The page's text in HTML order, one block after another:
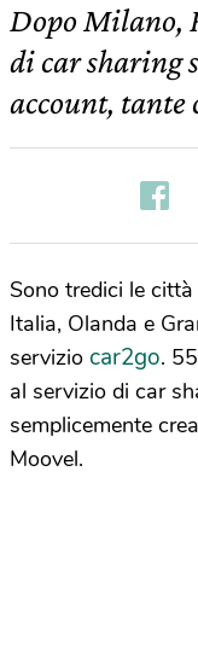
Dopo Milano,
di car sharing
account, tante
Sono tredici le
Italia, Olanda e
servizio car2go.
al servizio di car
semplicemente
Moovel.